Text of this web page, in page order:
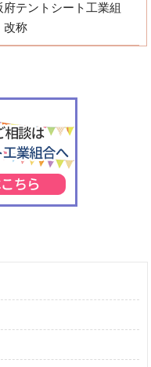
府テントシート工業組
称